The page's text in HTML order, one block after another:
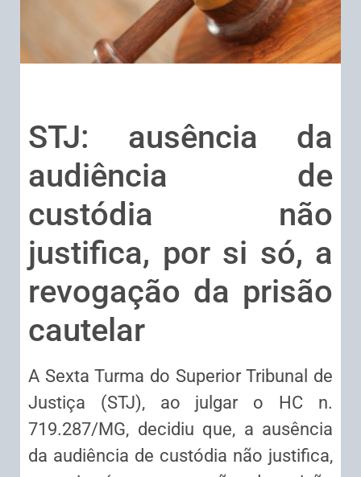
STJ: ausência da
audiência de
custódia não
justifica, por si só, a
revogação da prisão
cautelar
A Sexta Turma do Superior Tribunal de
Justiça (STJ), ao julgar o HC n.
719.287/MG, decidiu que, a ausência
da audiência de custódia não justifica,